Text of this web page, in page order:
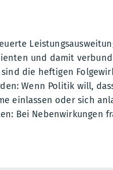
und damit
die heftigen
Wenn Politik will,
einlassen oder sich
Bei Nebenwirkungen